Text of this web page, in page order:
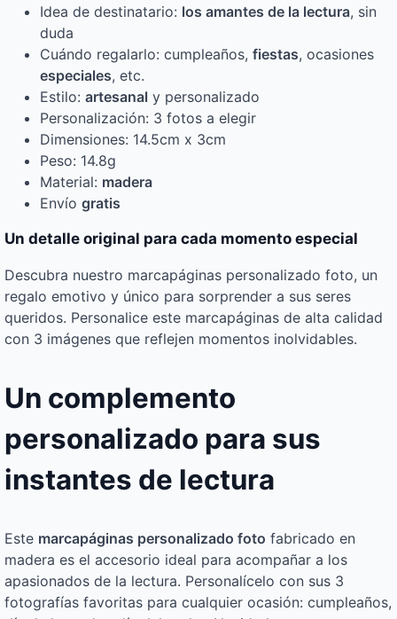
Idea de destinatario: los amantes de la lectura, sin
duda
Cuándo regalarlo: cumpleaños, fiestas, ocasiones
especiales, etc.
Estilo: artesanal y personalizado
Personalización: 3 fotos a elegir
Dimensiones: 14.5cm x 3cm
Peso: 14.8g
Material: madera
Envío gratis
Un detalle original para cada momento especial
Descubra nuestro marcapáginas personalizado foto, un
regalo emotivo y único para sorprender a sus seres
queridos. Personalice este marcapáginas de alta calidad
con 3 imágenes que reflejen momentos inolvidables.
Un complemento
personalizado para sus
instantes de lectura
Este marcapáginas personalizado foto fabricado en
madera es el accesorio ideal para acompañar a los
apasionados de la lectura. Personalícelo con sus 3
fotografías favoritas para cualquier ocasión: cumpleaños,